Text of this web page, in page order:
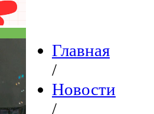
Главная
/
Новости
/